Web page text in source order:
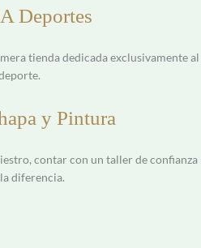
Deportes
tienda dedicada exclusivamente al
y Pintura
contar con un taller de confianza
diferencia.